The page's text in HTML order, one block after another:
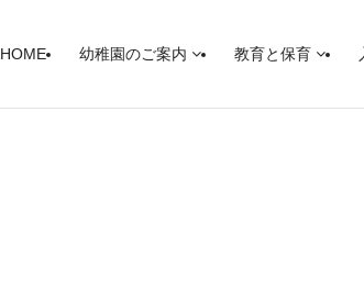
HOME 幼稚園のご案内 教育と保育